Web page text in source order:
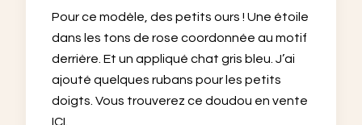
Pour ce modèle, des petits ours ! Une étoile
dans les tons de rose coordonnée au motif
derrière. Et un appliqué chat gris bleu. J’ai
ajouté quelques rubans pour les petits
doigts. Vous trouverez ce doudou en vente
ICI.